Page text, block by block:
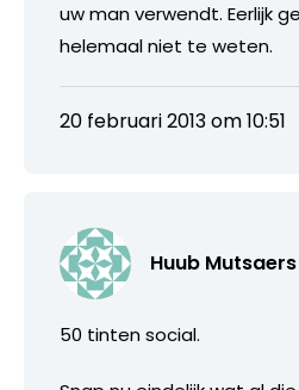
uw man verwendt. Eerlijk
helemaal niet te weten.
20 februari 2013 om 10:51
Huub Mutsaers
50 tinten social.